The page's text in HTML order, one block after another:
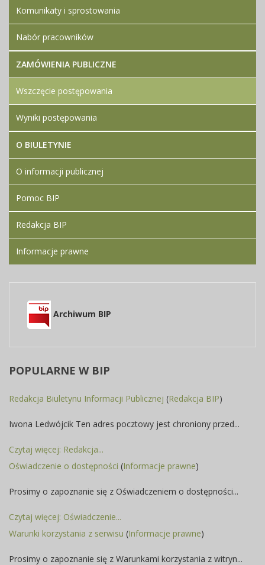
Komunikaty i sprostowania
Nabór pracowników
ZAMÓWIENIA PUBLICZNE
Wszczęcie postępowania
Wyniki postępowania
O BIULETYNIE
O informacji publicznej
Pomoc BIP
Redakcja BIP
Informacje prawne
Archiwum BIP
POPULARNE W BIP
Redakcja Biuletynu Informacji Publicznej (Redakcja BIP)
Iwona Ledwójcik Ten adres pocztowy jest chroniony przed...
Czytaj więcej: Redakcja...
Oświadczenie o dostępności (Informacje prawne)
Prosimy o zapoznanie się z Oświadczeniem o dostępności...
Czytaj więcej: Oświadczenie...
Warunki korzystania z serwisu (Informacje prawne)
Prosimy o zapoznanie się z Warunkami korzystania z witryn...